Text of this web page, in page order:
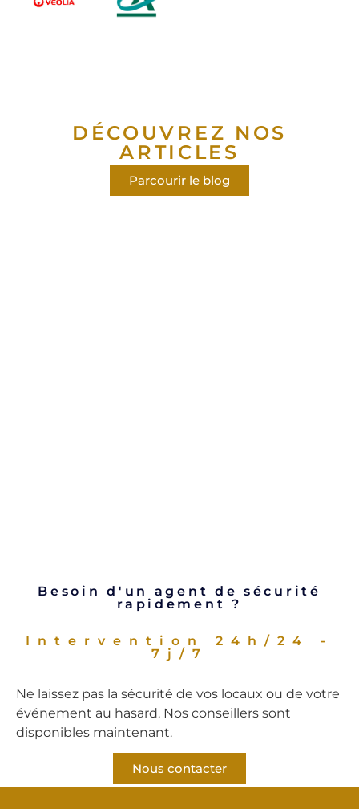
DÉCOUVREZ NOS
ARTICLES
Parcourir le blog
Besoin d'un agent de sécurité
rapidement ?
Intervention 24h/24 -
7j/7
Ne laissez pas la sécurité de vos locaux ou de votre
événement au hasard. Nos conseillers sont
disponibles maintenant.
Nous contacter